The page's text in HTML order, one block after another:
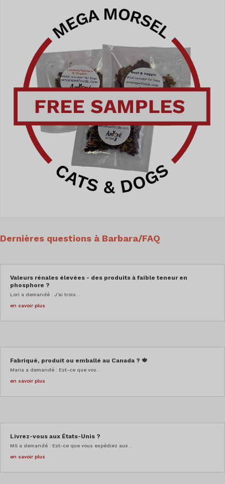
Dernières questions à Barbara/FAQ
Valeurs rénales élevées - des produits à faible teneur en
phosphore ?
Lori a demandé : J'ai trois...
en savoir plus
Fabriqué, produit ou emballé au Canada ? 🍁
Maria a demandé : Est-ce que vos...
en savoir plus
Livrez-vous aux États-Unis ?
MS a demandé : Est-ce que vous expédiez aux...
en savoir plus